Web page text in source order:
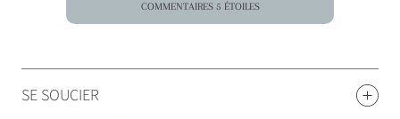
COMMENTAIRES 5 ÉTOILES
SE SOUCIER